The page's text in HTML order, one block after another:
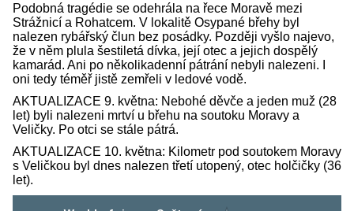
Podobná tragédie se odehrála na řece Moravě mezi
Strážnicí a Rohatcem. V lokalitě Osypané břehy byl
nalezen rybářský člun bez posádky. Později vyšlo najevo,
že v něm plula šestiletá dívka, její otec a jejich dospělý
kamarád. Ani po několikadenní pátrání nebyli nalezeni. I
oni tedy téměř jistě zemřeli v ledové vodě.
AKTUALIZACE 9. května: Nebohé děvče a jeden muž (28
let) byli nalezeni mrtví u břehu na soutoku Moravy a
Veličky. Po otci se stále pátrá.
AKTUALIZACE 10. května: Kilometr pod soutokem Moravy
s Veličkou byl dnes nalezen třetí utopený, otec holčičky (36
let).